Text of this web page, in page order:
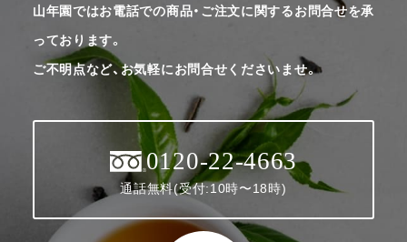
山年園ではお電話での商品・ご注文に関するお問合せを承
っております。
ご不明点など、お気軽にお問合せくださいませ。
0120-22-4663
通話無料(受付:10時〜18時)